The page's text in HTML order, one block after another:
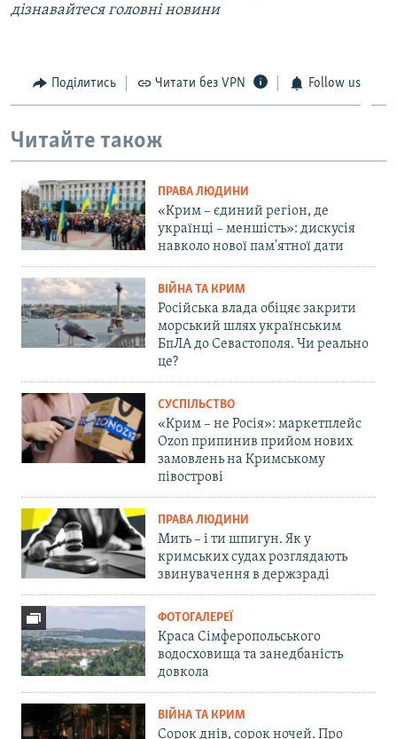
дізнавайтеся головні новини
Поділитись Читати без VPN Follow us
Читайте також
ПРАВА ЛЮДИНИ
«Крим – єдиний регіон, де
українці – меншість»: дискусія
навколо нової пам'ятної дати
ВІЙНА ТА КРИМ
Російська влада обіцяє закрити
морський шлях українським
БпЛА до Севастополя. Чи реально
це?
СУСПІЛЬСТВО
«Крим – не Росія»: маркетплейс
Ozon припинив прийом нових
замовлень на Кримському
півострові
ПРАВА ЛЮДИНИ
Мить – і ти шпигун. Як у
кримських судах розглядають
звинувачення в держзраді
ФОТОГАЛЕРЕЇ
Краса Сімферопольського
водосховища та занедбаність
довкола
ВІЙНА ТА КРИМ
Сорок днів, сорок ночей. Про